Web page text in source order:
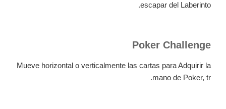
escapar del Laberinto.
Poker Challenge
Mueve horizontal o verticalmente las cartas para Adquirir la
mano de Poker, tr.